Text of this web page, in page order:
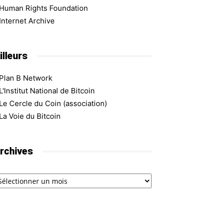
Human Rights Foundation
Internet Archive
Plan B Network
L'Institut National de Bitcoin
Le Cercle du Coin (association)
La Voie du Bitcoin